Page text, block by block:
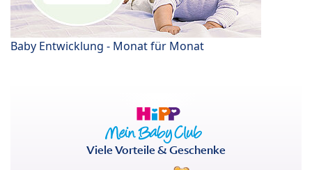
Baby Entwicklung - Monat für Monat
Viele Vorteile & Geschenke